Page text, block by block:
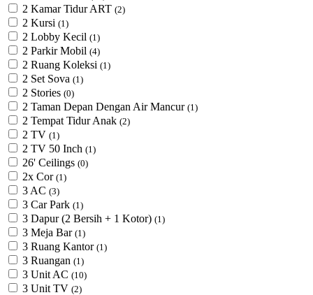
2 Kamar Tidur ART (2)
2 Kursi (1)
2 Lobby Kecil (1)
2 Parkir Mobil (4)
2 Ruang Koleksi (1)
2 Set Sova (1)
2 Stories (0)
2 Taman Depan Dengan Air Mancur (1)
2 Tempat Tidur Anak (2)
2 TV (1)
2 TV 50 Inch (1)
26' Ceilings (0)
2x Cor (1)
3 AC (3)
3 Car Park (1)
3 Dapur (2 Bersih + 1 Kotor) (1)
3 Meja Bar (1)
3 Ruang Kantor (1)
3 Ruangan (1)
3 Unit AC (10)
3 Unit TV (2)